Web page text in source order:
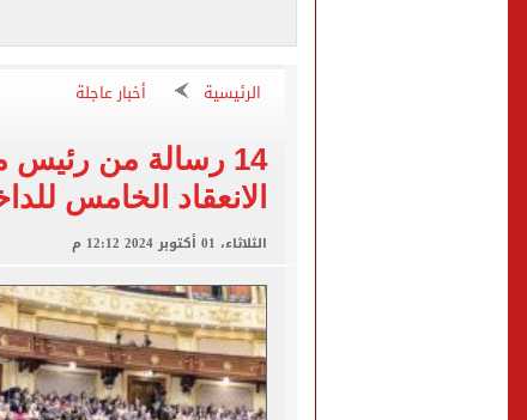
الإسكان: طرح فرص
الشمال القطرى ينهى
تقارير: انتقال محمد صلاح
الرئيسية أخبار عاجلة
14 رسالة من
الانعقاد الخامس
الثلاثاء، 01 أكتوبر 2024 12:12 م